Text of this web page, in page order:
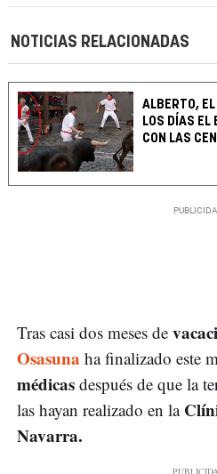
NOTICIAS RELACIONADAS
ALBERTO, EL
LOS DÍAS EL
CON LAS
Tras casi dos meses de
Osasuna ha finalizado este
médicas después de que la
las hayan realizado en la
Navarra.